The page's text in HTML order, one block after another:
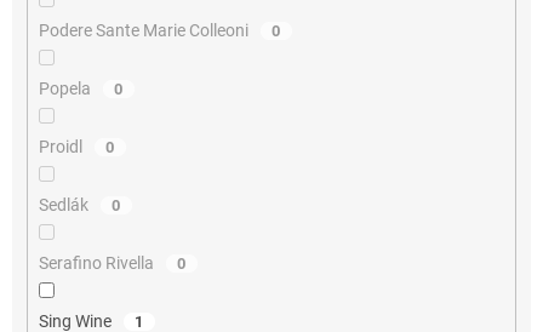
Podere Sante Marie Colleoni 0
Popela 0
Proidl 0
Sedlák 0
Serafino Rivella 0
Sing Wine 1